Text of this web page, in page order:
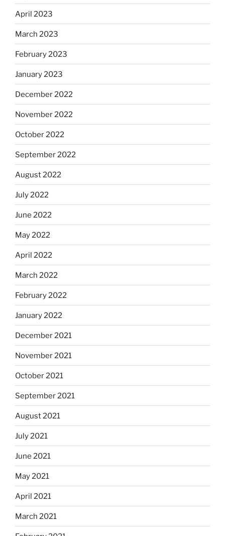
April 2023
March 2023
February 2023
January 2023
December 2022
November 2022
October 2022
September 2022
August 2022
July 2022
June 2022
May 2022
April 2022
March 2022
February 2022
January 2022
December 2021
November 2021
October 2021
September 2021
August 2021
July 2021
June 2021
May 2021
April 2021
March 2021